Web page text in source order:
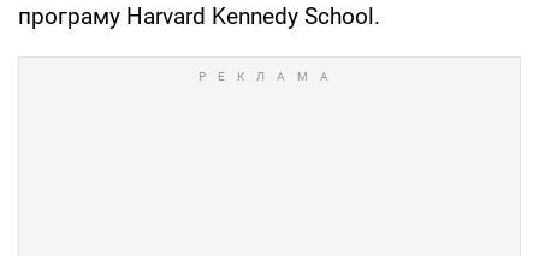
програму Harvard Kennedy School.